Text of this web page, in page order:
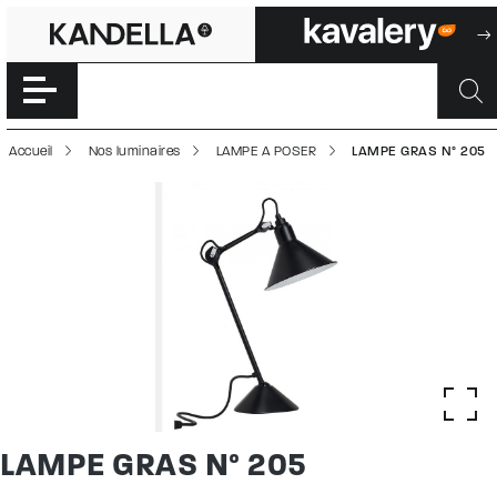
LAMPE GRAS
Accéder directement au contenu de la page
Accueil Nos luminaires LAMPE A POSER LAMPE GRAS N° 205
LAMPE GRAS N° 205